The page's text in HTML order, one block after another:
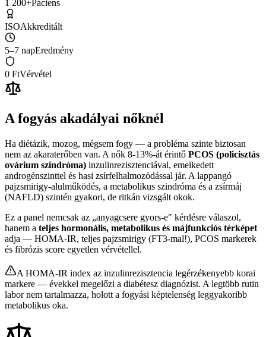
1 200+Páciens
ISOAkkreditált
5–7 napEredmény
0 FtVérvétel
A fogyás akadályai nőknél
Ha diétázik, mozog, mégsem fogy — a probléma szinte biztosan
nem az akaraterőben van. A nők 8-13%-át érintő PCOS (policisztás
ovárium szindróma) inzulinrezisztenciával, emelkedett
androgénszinttel és hasi zsírfelhalmozódással jár. A lappangó
pajzsmirigy-alulműködés, a metabolikus szindróma és a zsírmáj
(NAFLD) szintén gyakori, de ritkán vizsgált okok.
Ez a panel nemcsak az „anyagcsere gyors-e" kérdésre válaszol,
hanem a teljes hormonális, metabolikus és májfunkciós térképet
adja — HOMA-IR, teljes pajzsmirigy (FT3-mal!), PCOS markerek
és fibrózis score egyetlen vérvétellel.
A HOMA-IR index az inzulinrezisztencia legérzékenyebb korai
markere — évekkel megelőzi a diabétesz diagnózist. A legtöbb rutin
labor nem tartalmazza, holott a fogyási képtelenség leggyakoribb
metabolikus oka.